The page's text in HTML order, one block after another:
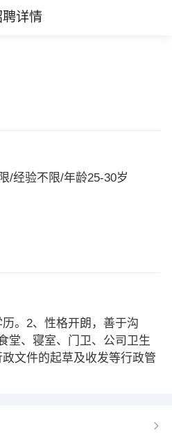
聘详情
/经验不限/年龄25-30岁
。2、性格开朗，善于沟
堂、寝室、门卫、公司卫生
文件的起草及收发等行政管